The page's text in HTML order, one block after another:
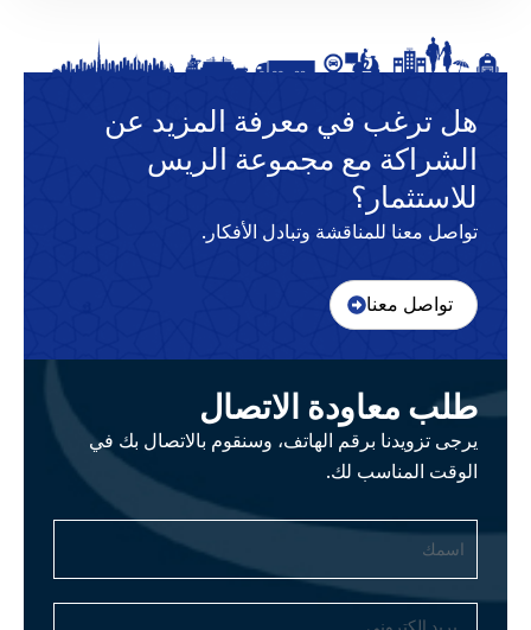
هل ترغب في معرفة المزيد عن
الشراكة مع مجموعة الريس
للاستثمار؟
تواصل معنا للمناقشة وتبادل الأفكار.
تواصل معنا
طلب معاودة الاتصال
يرجى تزويدنا برقم الهاتف، وسنقوم بالاتصال بك في
الوقت المناسب لك.